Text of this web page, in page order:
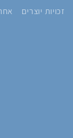
זכויות יוצרים